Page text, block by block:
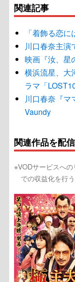
関連記事
「着飾る恋
川口春奈主演
映画『汝、星
横浜流星、大
ラマ「
川口春奈『
Vaundy
関連作品を配
※VODサービスへ
での収益化を行